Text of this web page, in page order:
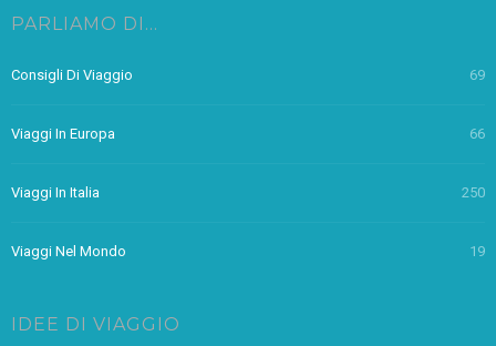
PARLIAMO DI…
Consigli Di Viaggio 69
Viaggi In Europa 66
Viaggi In Italia 250
Viaggi Nel Mondo 19
IDEE DI VIAGGIO